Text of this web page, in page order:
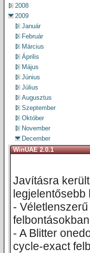
2008
2009
Január
Február
Március
Április
Május
Június
Július
Augusztus
Szeptember
Október
November
December
WinUAE 2.0.1
Javításra
legjelentősebb
-
felbontásokban
- A Blitter
cycle-exact